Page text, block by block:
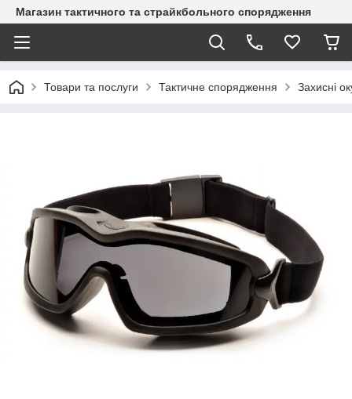
Магазин тактичного та страйкбольного спорядження
Товари та послуги Тактичне спорядження Захисні